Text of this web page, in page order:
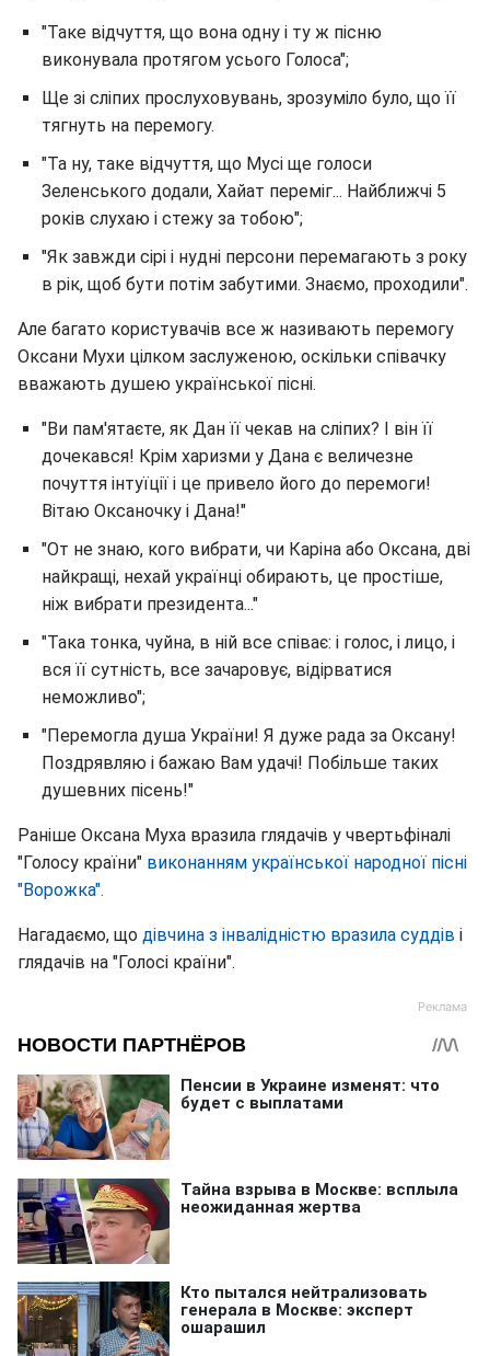
"Таке відчуття, що вона одну і ту ж пісню
виконувала протягом усього Голоса";
Ще зі сліпих прослуховувань, зрозуміло було, що її
тягнуть на перемогу.
"Та ну, таке відчуття, що Мусі ще голоси
Зеленського додали, Хайат переміг... Найближчі 5
років слухаю і стежу за тобою";
"Як завжди сірі і нудні персони перемагають з року
в рік, щоб бути потім забутими. Знаємо, проходили".
Але багато користувачів все ж називають перемогу
Оксани Мухи цілком заслуженою, оскільки співачку
вважають душею української пісні.
"Ви пам'ятаєте, як Дан її чекав на сліпих? І він її
дочекався! Крім харизми у Дана є величезне
почуття інтуїції і це привело його до перемоги!
Вітаю Оксаночку і Дана!"
"От не знаю, кого вибрати, чи Каріна або Оксана, дві
найкращі, нехай українці обирають, це простіше,
ніж вибрати президента..."
"Така тонка, чуйна, в ній все співає: і голос, і лицо, і
вся її сутність, все зачаровує, відірватися
неможливо";
"Перемогла душа України! Я дуже рада за Оксану!
Поздрявляю і бажаю Вам удачі! Побільше таких
душевних пісень!"
Раніше Оксана Муха вразила глядачів у чвертьфіналі
"Голосу країни" виконанням української народної пісні
"Ворожка".
Нагадаємо, що дівчина з інвалідністю вразила суддів і
глядачів на "Голосі країни".